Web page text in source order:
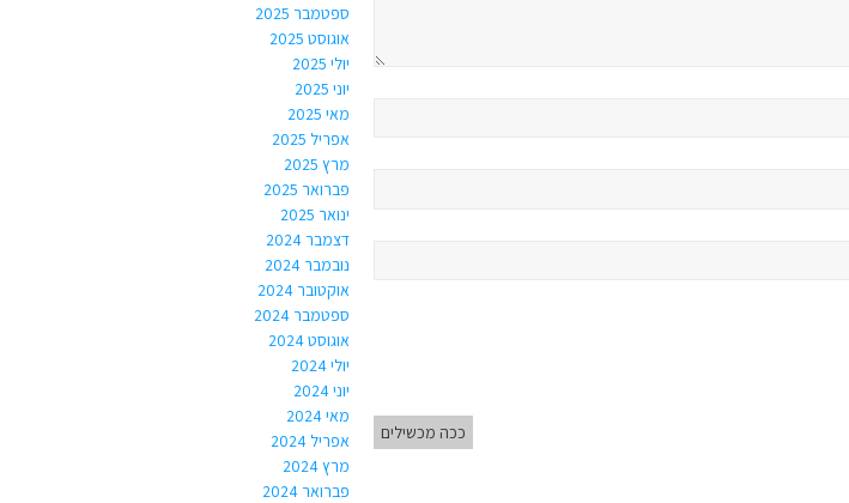
ככה מכשילים
ספטמבר 2025
אוגוסט 2025
יולי 2025
יוני 2025
מאי 2025
אפריל 2025
מרץ 2025
פברואר 2025
ינואר 2025
דצמבר 2024
נובמבר 2024
אוקטובר 2024
ספטמבר 2024
אוגוסט 2024
יולי 2024
יוני 2024
מאי 2024
אפריל 2024
מרץ 2024
פברואר 2024